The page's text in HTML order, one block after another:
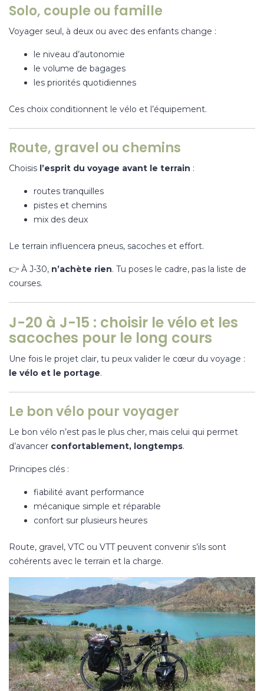
Solo, couple ou famille
Voyager seul, à deux ou avec des enfants change :
le niveau d’autonomie
le volume de bagages
les priorités quotidiennes
Ces choix conditionnent le vélo et l’équipement.
Route, gravel ou chemins
Choisis l’esprit du voyage avant le terrain :
routes tranquilles
pistes et chemins
mix des deux
Le terrain influencera pneus, sacoches et effort.
👉 À J-30, n’achète rien. Tu poses le cadre, pas la liste de
courses.
J-20 à J-15 : choisir le vélo et les
sacoches pour le long cours
Une fois le projet clair, tu peux valider le cœur du voyage :
le vélo et le portage.
Le bon vélo pour voyager
Le bon vélo n’est pas le plus cher, mais celui qui permet
d’avancer confortablement, longtemps.
Principes clés :
fiabilité avant performance
mécanique simple et réparable
confort sur plusieurs heures
Route, gravel, VTC ou VTT peuvent convenir s’ils sont
cohérents avec le terrain et la charge.